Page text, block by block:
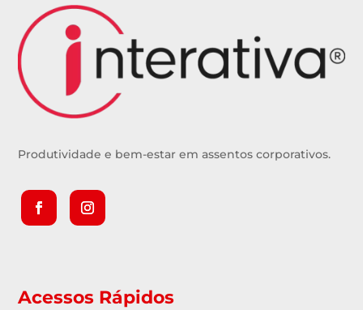
Produtividade e bem-estar em assentos corporativos.
Acessos Rápidos